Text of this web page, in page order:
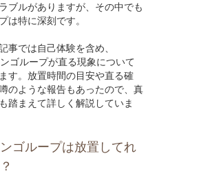
ブルがありますが、その中でも
は特に深刻です。
事では自己体験を含め、
ゴループが直る現象について
す。放置時間の目安や直る確
のような報告もあったので、真
踏まえて詳しく解説していま
ゴループは放置してれ